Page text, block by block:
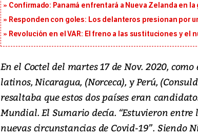
Confirmado: Panamá enfrentará a Nueva Zelanda en la
Responden con goles: Los delanteros presionan por
Revolución en el VAR: El freno a las sustituciones y el
En el Coctel del martes 17 de Nov. 2020,
latinos, Nicaragua, (Norceca), y Perú,
resaltaba que estos dos países eran
Mundial. El Sumario decía. “Estuvieron
nuevas circunstancias de Covid-19”. Siendo